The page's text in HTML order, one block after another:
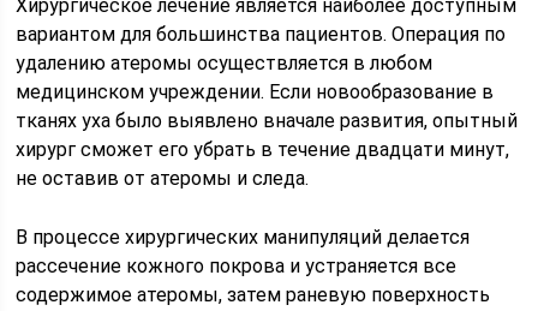
Хирургическое лечение является наиболее доступным
вариантом для большинства пациентов. Операция по
удалению атеромы осуществляется в любом
медицинском учреждении. Если новообразование в
тканях уха было выявлено вначале развития, опытный
хирург сможет его убрать в течение двадцати минут,
не оставив от атеромы и следа.
В процессе хирургических манипуляций делается
рассечение кожного покрова и устраняется все
содержимое атеромы, затем раневую поверхность